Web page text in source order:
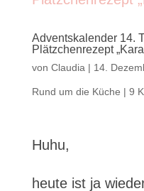
Adventskalender 14.
Plätzchenrezept
von Claudia | 14.
Rund um die Küche | 9
Huhu,
heute ist ja